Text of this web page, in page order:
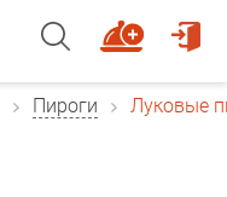
Пироги Луковые